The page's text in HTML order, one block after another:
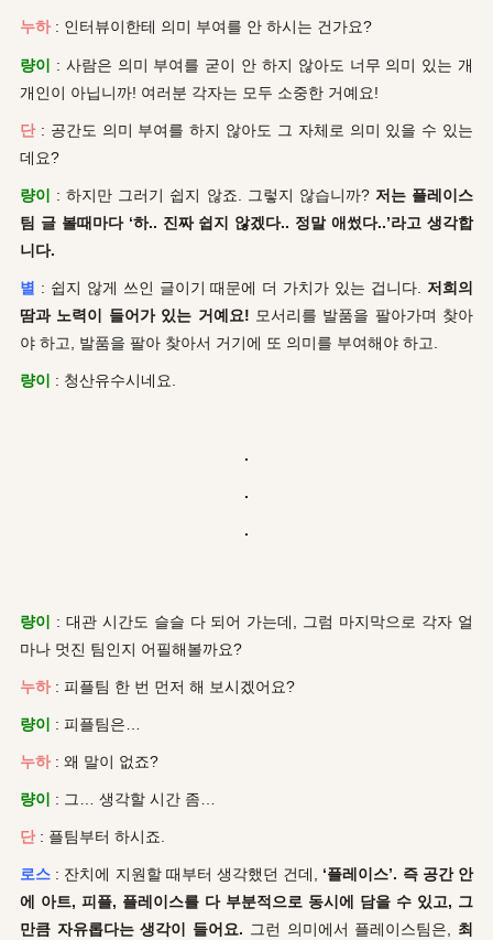
누하 : 인터뷰이한테 의미 부여를 안 하시는 건가요?
량이 : 사람은 의미 부여를 굳이 안 하지 않아도 너무 의미 있는 개
개인이 아닙니까! 여러분 각자는 모두 소중한 거예요!
단: 공간도 의미 부여를 하지 않아도 그 자체로 의미 있을 수 있는
데요?
량이 : 하지만 그러기 쉽지 않죠. 그렇지 않습니까? 저는 플레이스
팀 글 볼때마다 ‘하.. 진짜 쉽지 않겠다.. 정말 애썼다..’라고 생각합
니다.
별 : 쉽지 않게 쓰인 글이기 때문에 더 가치가 있는 겁니다. 저희의
땀과 노력이 들어가 있는 거예요! 모서리를 발품을 팔아가며 찾아
야 하고, 발품을 팔아 찾아서 거기에 또 의미를 부여해야 하고.
량이 : 청산유수시네요.
.
.
.
량이 : 대관 시간도 슬슬 다 되어 가는데, 그럼 마지막으로 각자 얼
마나 멋진 팀인지 어필해볼까요?
누하 : 피플팀 한 번 먼저 해 보시겠어요?
량이 : 피플팀은…
누하 : 왜 말이 없죠?
량이 : 그… 생각할 시간 좀…
단: 플팀부터 하시죠.
로스 : 잔치에 지원할 때부터 생각했던 건데,
‘플레이스’. 즉 공간 안
에 아트, 피플, 플레이스를 다 부분적으로 동시에 담을 수 있고, 그
만큼 자유롭다는 생각이 들어요. 그런 의미에서 플레이스팀은, 최